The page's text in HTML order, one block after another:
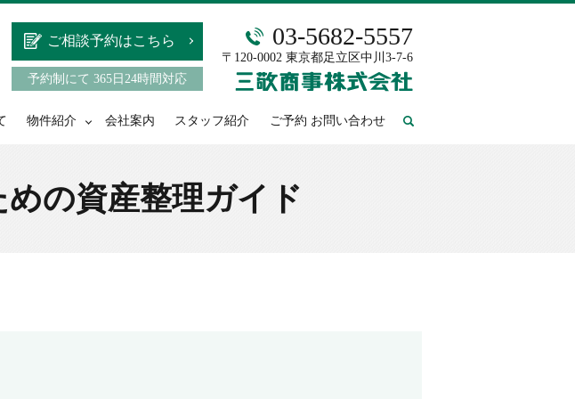
物件紹介 会社案内 スタッフ紹介 ご予約 お問い合わせ search
ご相談予約はこちら
予約制にて 365日24時間対応
03-5682-5557
〒120-0002 東京都足立区中川3-7-6
の資産整理ガイド